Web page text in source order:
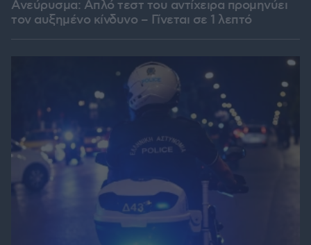
Ανεύρυσμα: Απλό τεστ του αντίχειρα προμηνύει
τον αυξημένο κίνδυνο – Γίνεται σε 1 λεπτό